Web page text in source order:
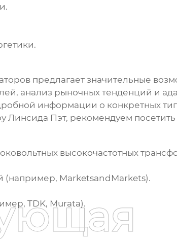
предлагает значительные
анализ рыночных тенденций и
информации о конкретных
Линсида Пэт, рекомендуем посетить
высокочастотных
(например, MarketsandMarkets).
TDK, Murata).